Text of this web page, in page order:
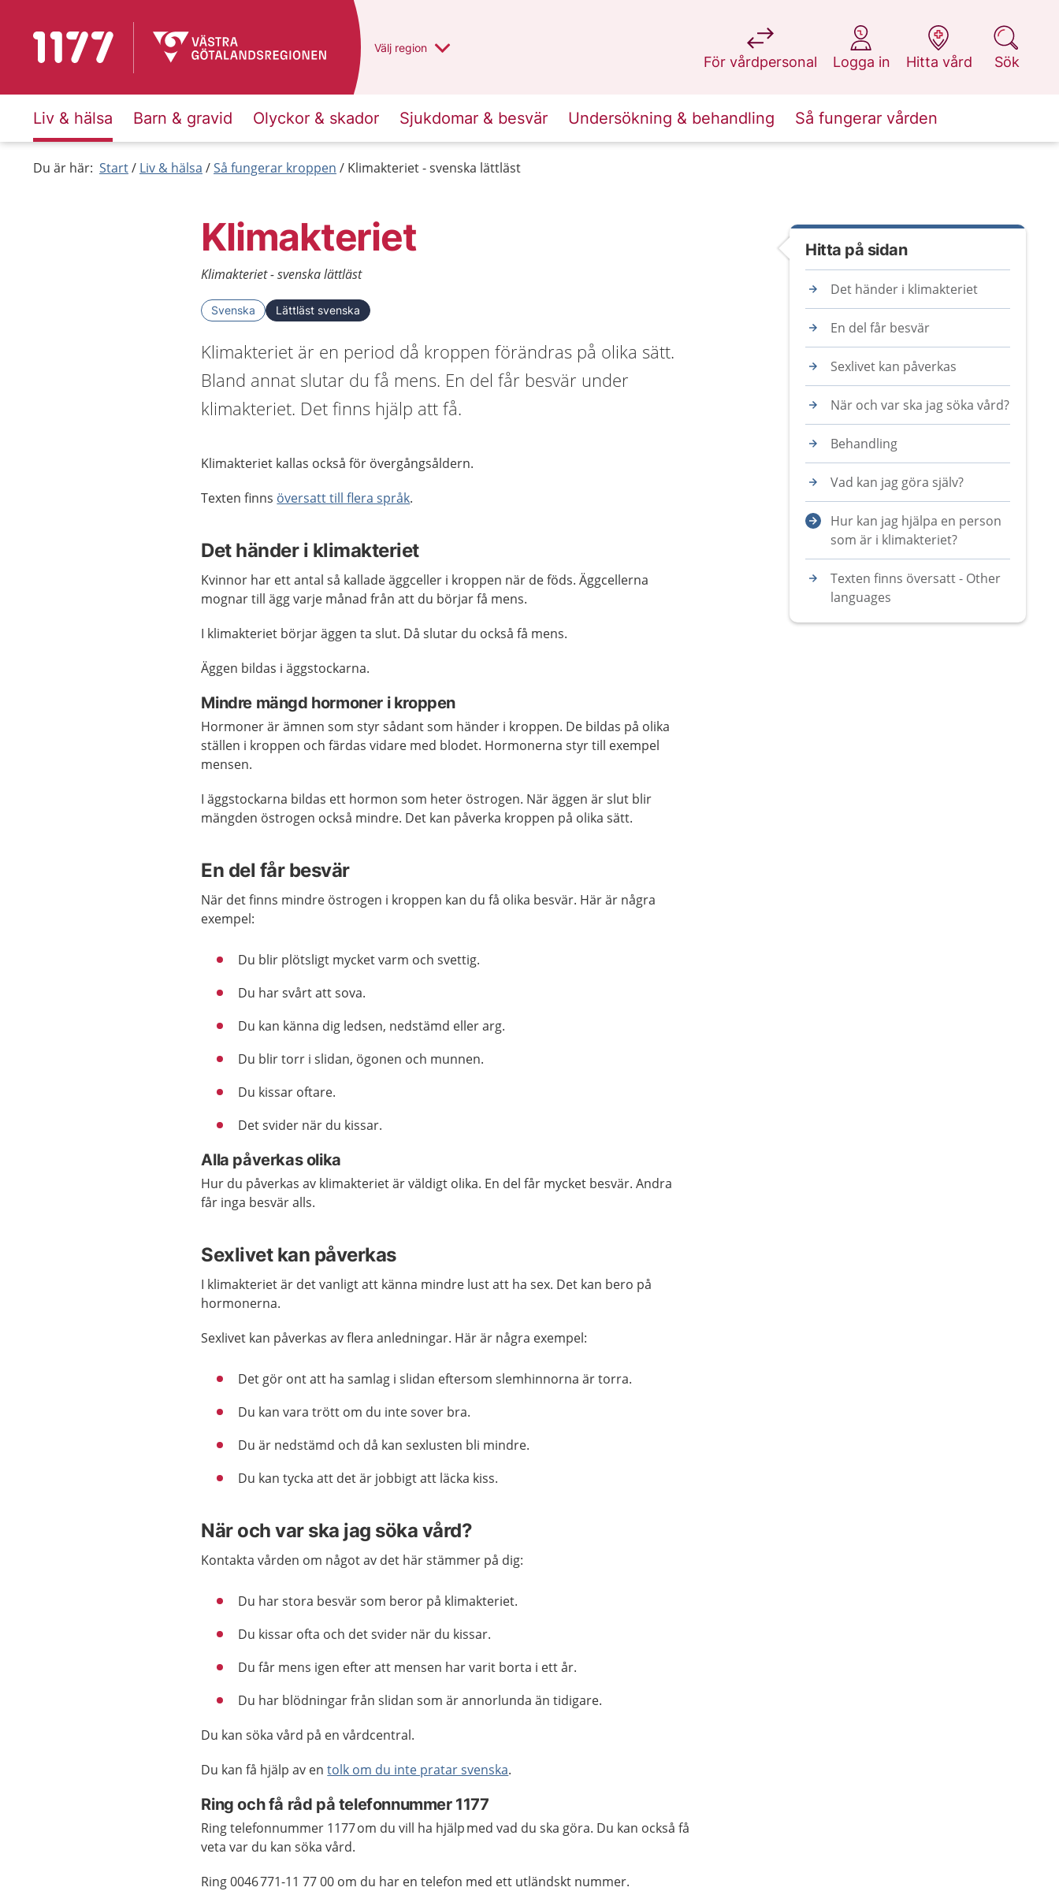
Till startsidan för 1177 Du har valt region
Välj en annan
region
För vårdpersonal
på 1177.se
Logga in
på 1177.se
Hitta vård
på 1177.se
Sök
på 1177.se
Liv & hälsa Barn & gravid Olyckor & skador Sjukdomar & besvär Undersökning & behandling Så fungerar vården
Du är här: Start Liv & hälsa Så fungerar kroppen Klimakteriet - svenska lättläst
Klimakteriet
Klimakteriet - svenska lättläst
Svenska Lättläst svenska
Klimakteriet är en period då kroppen förändras på olika sätt.
Bland annat slutar du få mens. En del får besvär under
klimakteriet. Det finns hjälp att få.
Klimakteriet kallas också för övergångsåldern.
Texten finns översatt till flera språk.
Det händer i klimakteriet
Kvinnor har ett antal så kallade äggceller i kroppen när de föds. Äggcellerna
mognar till ägg varje månad från att du börjar få mens.
I klimakteriet börjar äggen ta slut. Då slutar du också få mens.
Äggen bildas i äggstockarna.
Mindre mängd hormoner i kroppen
Hormoner är ämnen som styr sådant som händer i kroppen. De bildas på olika
ställen i kroppen och färdas vidare med blodet. Hormonerna styr till exempel
mensen.
I äggstockarna bildas ett hormon som heter östrogen. När äggen är slut blir
mängden östrogen också mindre. Det kan påverka kroppen på olika sätt.
En del får besvär
När det finns mindre östrogen i kroppen kan du få olika besvär. Här är några
exempel:
Du blir plötsligt mycket varm och svettig.
Du har svårt att sova.
Du kan känna dig ledsen, nedstämd eller arg.
Du blir torr i slidan, ögonen och munnen.
Du kissar oftare.
Det svider när du kissar.
Alla påverkas olika
Hur du påverkas av klimakteriet är väldigt olika. En del får mycket besvär. Andra
får inga besvär alls.
Sexlivet kan påverkas
I klimakteriet är det vanligt att känna mindre lust att ha sex. Det kan bero på
hormonerna.
Sexlivet kan påverkas av flera anledningar. Här är några exempel:
Det gör ont att ha samlag i slidan eftersom slemhinnorna är torra.
Du kan vara trött om du inte sover bra.
Du är nedstämd och då kan sexlusten bli mindre.
Du kan tycka att det är jobbigt att läcka kiss.
När och var ska jag söka vård?
Kontakta vården om något av det här stämmer på dig:
Du har stora besvär som beror på klimakteriet.
Du kissar ofta och det svider när du kissar.
Du får mens igen efter att mensen har varit borta i ett år.
Du har blödningar från slidan som är annorlunda än tidigare.
Du kan söka vård på en vårdcentral.
Du kan få hjälp av entolk om du inte pratar svenska.
Ring och få råd på telefonnummer 1177
Ring telefonnummer 1177 om du vill ha hjälp med vad du ska göra. Du kan också få
veta var du kan söka vård.
Ring 0046 771-11 77 00 om du har en telefon med ett utländskt nummer.
Hitta på sidan
Det händer i klimakteriet
En del får besvär
Sexlivet kan påverkas
När och var ska jag söka vård?
Behandling
Vad kan jag göra själv?
Hur kan jag hjälpa en person
som är i klimakteriet?
Texten finns översatt - Other
languages